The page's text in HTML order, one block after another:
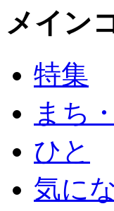
メイン
特集
まち
ひと
気に